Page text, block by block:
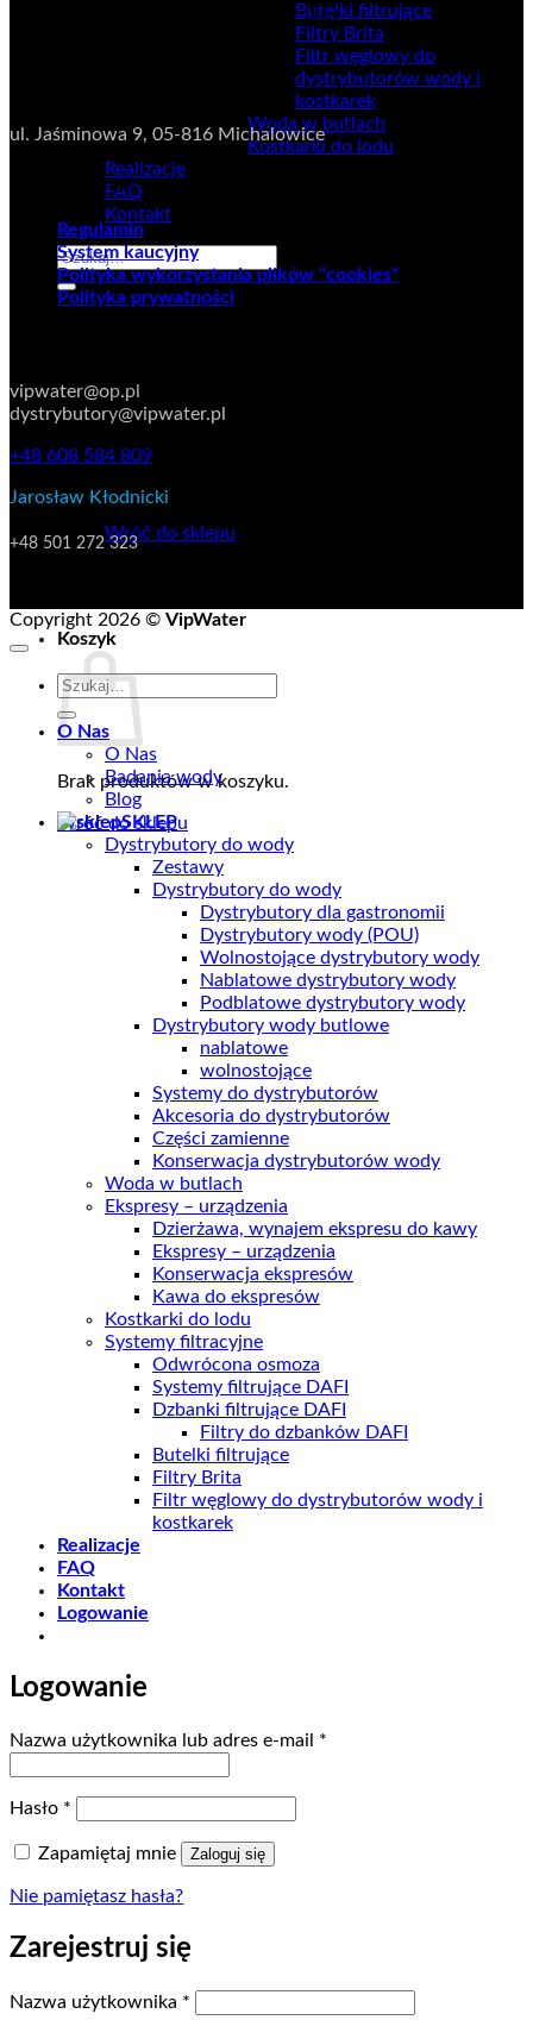
Butelki filtrujące
Filtry Brita
Filtr węglowy do
dystrybutorów wody i
kostkarek
Woda w butlach
Kostkarki do lodu
Realizacje
FAQ
Kontakt
Szukaj:
Brak produktów w koszyku.
Wróć do sklepu
Koszyk
Brak produktów w koszyku.
Wróć do sklepu
5222673481
ul. Jaśminowa 9, 05-816 Michalowice
Regulaminy
Regulamin
System kaucyjny
Polityka wykorzystania plików "cookies"
Polityka prywatności
vipwater@op.pl
dystrybutory@vipwater.pl
+48 608 584 809
Jarosław Kłodnicki
+48 501 272 323
Copyright 2026 © VipWater
Szukaj:
O Nas
O Nas
Badania wody
Blog
SKLEP
Dystrybutory do wody
Zestawy
Dystrybutory do wody
Dystrybutory dla gastronomii
Dystrybutory wody (POU)
Wolnostojące dystrybutory wody
Nablatowe dystrybutory wody
Podblatowe dystrybutory wody
Dystrybutory wody butlowe
nablatowe
wolnostojące
Systemy do dystrybutorów
Akcesoria do dystrybutorów
Części zamienne
Konserwacja dystrybutorów wody
Woda w butlach
Ekspresy – urządzenia
Dzierżawa, wynajem ekspresu do kawy
Ekspresy – urządzenia
Konserwacja ekspresów
Kawa do ekspresów
Kostkarki do lodu
Systemy filtracyjne
Odwrócona osmoza
Systemy filtrujące DAFI
Dzbanki filtrujące DAFI
Filtry do dzbanków DAFI
Butelki filtrujące
Filtry Brita
Filtr węglowy do dystrybutorów wody i
kostkarek
Realizacje
FAQ
Kontakt
Logowanie
Logowanie
Nazwa użytkownika lub adres e-mail *
Hasło *
Zapamiętaj mnie Zaloguj się
Nie pamiętasz hasła?
Zarejestruj się
Nazwa użytkownika *